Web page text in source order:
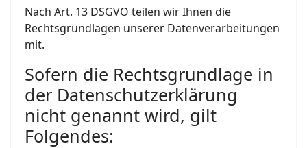
Nach Art. 13 DSGVO teilen wir Ihnen die
Rechtsgrundlagen unserer Datenverarbeitungen
mit.
Sofern die Rechtsgrundlage in
der Datenschutzerklärung
nicht genannt wird, gilt
Folgendes: